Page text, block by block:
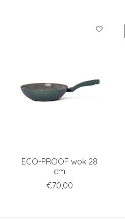
ECO-PROOF wok 28
cm
€70,00